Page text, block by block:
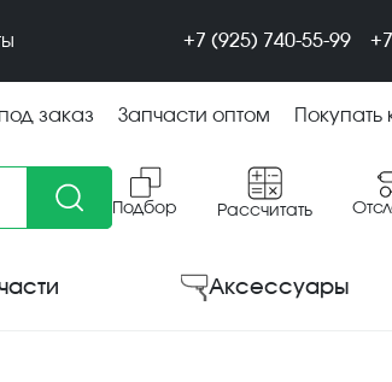
+7 (925) 740-55-99
заказ Запчасти оптом
Подбор Рассчитать
Аксессуары